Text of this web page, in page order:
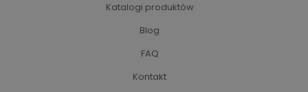
Katalogi produktów
Blog
FAQ
Kontakt